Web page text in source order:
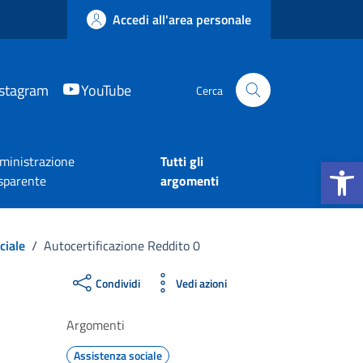
Apri la
Accedi all'area personale
YouTube Cerca
Tutti gli
argomenti
/ Autocertificazione Reddito 0
Condividi Vedi azioni
Argomenti
Assistenza sociale